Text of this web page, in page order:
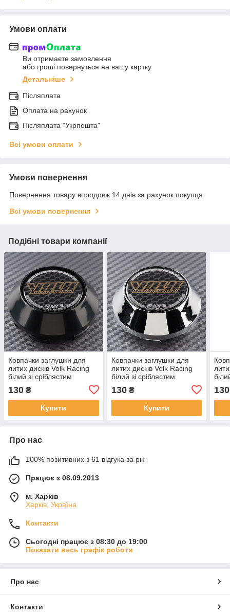
Умови оплати
Ви отримаєте замовлення
або гроші повернуться на вашу картку
Детальніше
Післяплата
Оплата на рахунок
Післяплата "Укрпошта"
Всі умови оплати
Умови повернення
Повернення товару впродовж 14 днів за рахунок покупця
Всі умови повернення
Подібні товари компанії
Ковпачки заглушки для
литих дисків Volk Racing
білий зі сріблястим
130 ₴
Купити
Ковпачки заглушки для
литих дисків Volk Racing
білий зі сріблястим
130₴
Купити
130
Про нас
100% позитивних з 61 відгука за рік
Працює з 08.09.2013
м. Харків
Харків, Україна
Контакти
Сьогодні працює з 08:30 до 19:00
Показати весь графік роботи
Про нас
Контакти